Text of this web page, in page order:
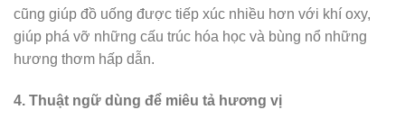
cũng giúp đồ uống được tiếp xúc nhiều hơn với khí oxy,
giúp phá vỡ những cấu trúc hóa học và bùng nổ những
hương thơm hấp dẫn.
4. Thuật ngữ dùng để miêu tả hương vị